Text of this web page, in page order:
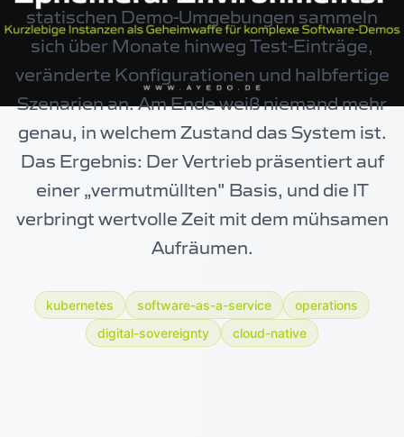
statischen Demo-Umgebungen sammeln
sich über Monate hinweg Test-Einträge,
veränderte Konfigurationen und halbfertige
Szenarien an. Am Ende weiß niemand mehr
genau, in welchem Zustand das System ist.
Das Ergebnis: Der Vertrieb präsentiert auf
einer „vermutmüllten" Basis, und die IT
verbringt wertvolle Zeit mit dem mühsamen
Aufräumen.
kubernetes software-as-a-service
operations
digital-sovereignty
cloud-native